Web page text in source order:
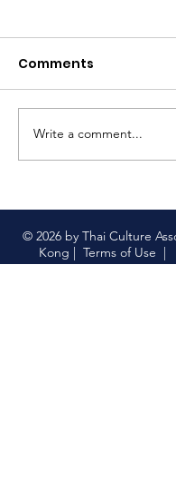
【限量版泰國上網
國聯通 x 香港泰
Comments
Write a comment...
© 2026 by Thai Culture
Kong | Terms of Use |